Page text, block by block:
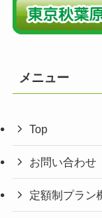
メニュー
Top
お問い合わせ
定額制プラン